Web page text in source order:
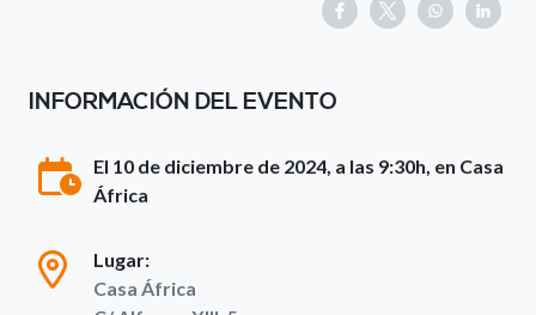
INFORMACIÓN DEL EVENTO
El 10 de diciembre de 2024, a las 9:30h, en Casa
África
Lugar:
Casa África